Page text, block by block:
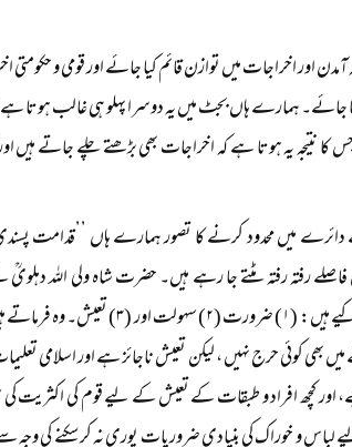
اور اخراجات میں توازن قائم کیا جائے اور قومی و حکومتی
جائے۔ ہمارے ہاں بجٹ میں یہ دوسرا پہلو ہی غالب ہوتا
کا نتیجہ یہ ہوتا ہے کہ اخراجات بھی بڑھتے چلے جاتے ہیں
میں محدود کرنے کا تصور ہمارے ہاں ’’قدامت
رفتہ رفتہ مٹتے جا رہے ہیں۔ حضرت شاہ ولی اللہ
ہوئے معیشت کے تین درجے بیان کیے
کوئی حرج نہیں ، لیکن تعیش ناجائز ہے اور اسلامی
اور کچھ افراد و طبقات کے تعیش کے لیے قوم کی
لباس و خوراک کی بنیادی ضروریات پوری نہ کر سکنے کی